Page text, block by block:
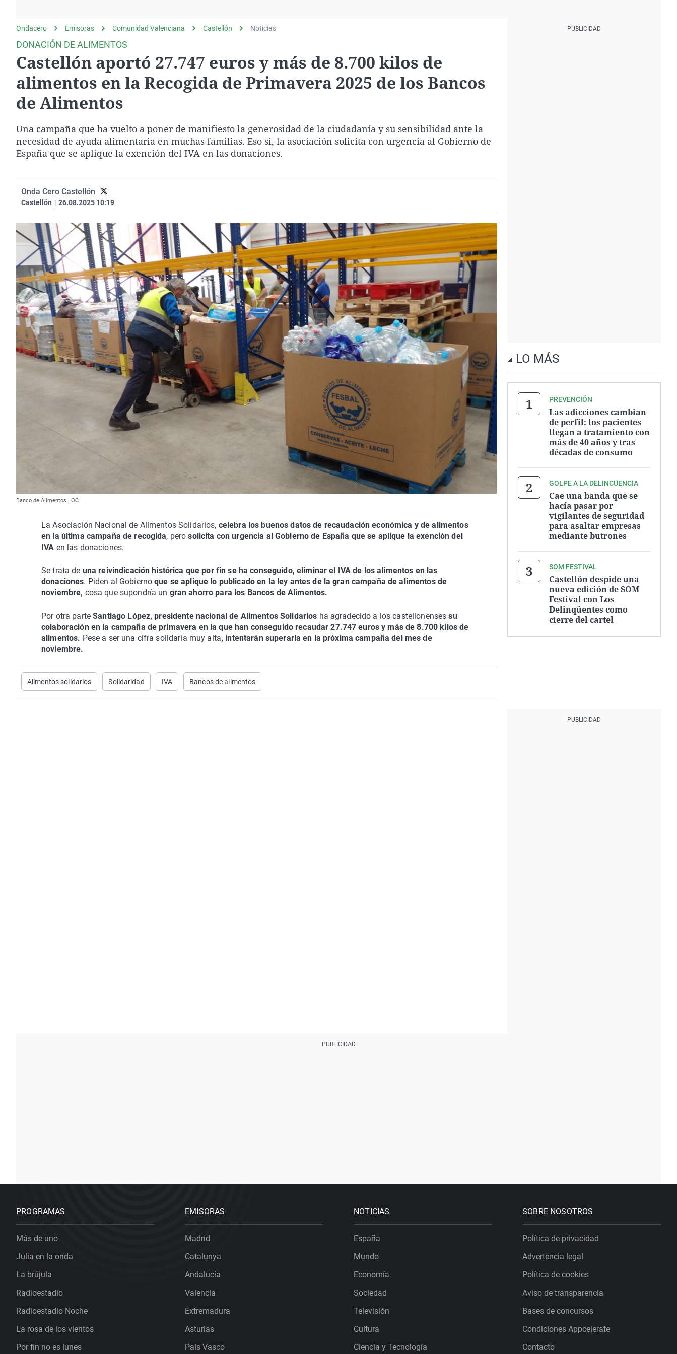
gato
Operación Viuda
Negra
Navarra
Ondacero Emisoras Comunidad Valenciana Castellón Noticias
DONACIÓN DE ALIMENTOS
Castellón aportó 27.747 euros y más de 8.700 kilos de
alimentos en la Recogida de Primavera 2025 de los Bancos
de Alimentos
Una campaña que ha vuelto a poner de manifiesto la generosidad de la ciudadanía y su sensibilidad ante la
necesidad de ayuda alimentaria en muchas familias. Eso si, la asociación solicita con urgencia al Gobierno de
España que se aplique la exención del IVA en las donaciones.
Onda Cero Castellón
Castellón | 26.08.2025 10:19
Banco de Alimentos | OC
La Asociación Nacional de Alimentos Solidarios, celebra los buenos datos de recaudación económica y de alimentos
en la última campaña de recogida, perosolicita con urgencia al Gobierno de España que se aplique la exención del
IVA en las donaciones.
Se trata de una reivindicación histórica que por fin se ha conseguido, eliminar el IVA de los alimentos en las
donaciones. Piden al Gobiernoque se aplique lo publicado en la ley antes de la gran campaña de alimentos de
noviembre, cosa que supondría un gran ahorro para los Bancos de Alimentos.
Por otra parteSantiago López, presidente nacional de Alimentos Solidarios ha agradecido a los castellonenses su
colaboración en la campaña de primavera en la que han conseguido recaudar 27.747 euros y más de 8.700 kilos de
alimentos. Pese a ser una cifra solidaria muy alta, intentarán superarla en la próxima campaña del mes de
noviembre.
Alimentos solidarios Solidaridad IVA Bancos de alimentos
LO MÁS
PREVENCIÓN
Las adicciones cambian
de perfil: los pacientes
llegan a tratamiento con
más de 40 años y tras
décadas de consumo
GOLPE A LA DELINCUENCIA
Cae una banda que se
hacía pasar por
vigilantes de seguridad
para asaltar empresas
mediante butrones
SOM FESTIVAL
Castellón despide una
nueva edición de SOM
Festival con Los
Delinqüentes como
cierre del cartel
PROGRAMAS
Más de uno
Julia en la onda
La brújula
Radioestadio
Radioestadio Noche
La rosa de los vientos
Por fin no es lunes
EMISORAS
Madrid
Catalunya
Andalucía
Valencia
Extremadura
Asturias
País Vasco
NOTICIAS
España
Mundo
Economía
Sociedad
Televisión
Cultura
Ciencia y Tecnología
SOBRE NOSOTROS
Política de privacidad
Advertencia legal
Política de cookies
Aviso de transparencia
Bases de concursos
Condiciones Appcelerate
Contacto